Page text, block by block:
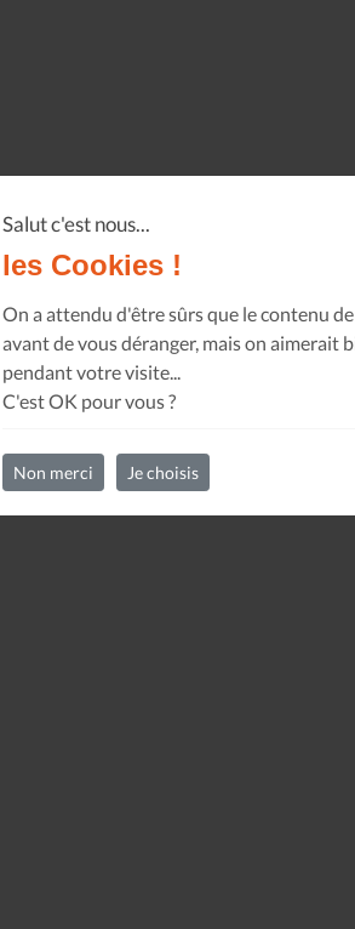
Salut c'est nous...
les Cookies !
On a attendu d'être sûrs que le contenu
avant de vous déranger, mais on aimerait
pendant votre visite...
C'est OK pour vous ?
Non merci Je choisis